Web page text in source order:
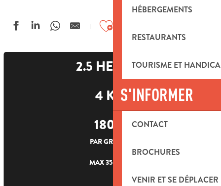
HÉBERGEMENTS
RESTAURANTS
TOURISME ET
S'INFORMER
CONTACT
BROCHURES
VENIR ET SE DÉPLACER
Ajouter aux favoris
2.5 HEURES
4 KM
180
PAR GROUPE
MAX 35 PERS.